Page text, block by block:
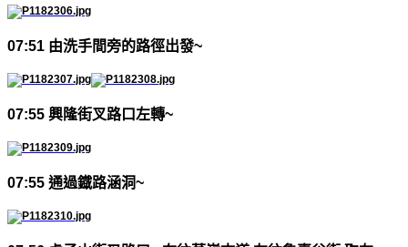
07:51 由洗手間旁的路徑出發~
07:55 興隆街叉路口左轉~
07:55 通過鐡路涵洞~